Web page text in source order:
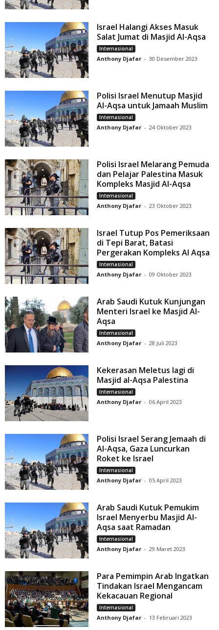
Israel Halangi Akses Masuk
Salat Jumat di Masjid Al-Aqsa
Internasional
Anthony Djafar - 30 Desember 2023
Polisi Israel Menutup Masjid
Al-Aqsa untuk Jamaah Muslim
Internasional
Anthony Djafar - 24 Oktober 2023
Polisi Israel Melarang Pemuda
dan Pelajar Palestina Masuk
Kompleks Masjid Al-Aqsa
Internasional
Anthony Djafar - 23 Oktober 2023
Israel Tutup Pos Pemeriksaan
di Tepi Barat, Batasi
Pergerakan Kompleks Al Aqsa
Internasional
Anthony Djafar - 09 Oktober 2023
Arab Saudi Kutuk Kunjungan
Menteri Israel ke Masjid Al-
Aqsa
Internasional
Anthony Djafar - 28 Juli 2023
Kekerasan Meletus lagi di
Masjid al-Aqsa Palestina
Internasional
Anthony Djafar - 06 April 2023
Polisi Israel Serang Jemaah di
Al-Aqsa, Gaza Luncurkan
Roket ke Israel
Internasional
Anthony Djafar - 05 April 2023
Arab Saudi Kutuk Pemukim
Israel Menyerbu Masjid Al-
Aqsa saat Ramadan
Internasional
Anthony Djafar - 29 Maret 2023
Para Pemimpin Arab Ingatkan
Tindakan Israel Mengancam
Kekacauan Regional
Internasional
Anthony Djafar - 13 Februari 2023